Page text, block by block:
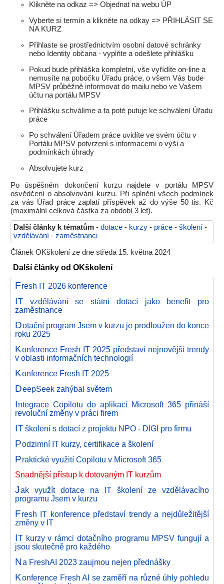
Klikněte na odkaz => Objednat na webu ÚP
Vyberte si termín a klikněte na odkay => PŘIHLÁSIT SE
NA KURZ
Přihlaste se prostřednictvím osobní datové schránky
nebo Identity občana - vyplňte a odešlete přihlášku
Pokud bude přihláška kompletní, vše vyřídíte on-line a
nemusíte na pobočku Úřadu práce, o všem Vás bude
MPSV průběžně informovat do mailu nebo ve Vašem
účtu na portálu MPSV
Přihlášku schválíme a ta poté putuje ke schválení Úřadu
práce
Po schválení Úřadem práce uvidíte ve svém účtu v
Portálu MPSV potvrzení s informacemi o výši a
podmínkách úhrady
Absolvujete kurz
Po úspěšném dokončení kurzu najdete v portálu MPSV
osvědčení o absolvování kurzu. Při splnění všech podmínek
za vás Úřad práce zaplatí příspěvek až do výše 50 tis. Kč
(maximální celková částka za období 3 let).
Další články k tématům - dotace - kurzy - práce - školení -
vzdělávání - zaměstnanci
Článek OKškolení ze dne středa 15. května 2024
Další články od OKškolení
Fresh IT 2026 konference
IT vzdělávání se státní dotací jako benefit pro
zaměstnance
Dotační program Jsem v kurzu je prodloužen do konce
roku 2025
Konference Fresh IT 2025 představí nejnovější trendy
v oblasti informačních technologií
Konference Fresh IT 2025
DeepSeek zahýbal světem
Integrace Copilotu do aplikací Microsoft 365 přináší
revoluční změny v práci firem
IT školení s dotací z projektu NPO - DIGI pro firmu
Podzimní IT kurzy, certifikace a školení
Praktické využití Copilotu v Microsoft 365
Snadnější přístup k dotovaným IT kurzům
Jak využít dotace na IT školení ze vzdělávacího
programu Jsem v kurzu
Fresh IT konference představí trendy a nejdůležitější
změny v IT
IT kurzy v rámci dotačního programu MPSV fungují a
jsou skutečně pro každého
Na FreshAI 2023 zaujmou nejen přednášky
Konference Fresh AI se zaměří na různé úhly pohledu